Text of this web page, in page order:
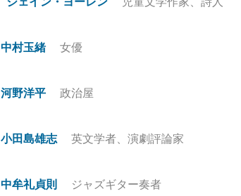
中村玉緒 女優
河野洋平 政治屋
小田島雄志 英文学者、演劇評論家
中牟礼貞則 ジャズギター奏者